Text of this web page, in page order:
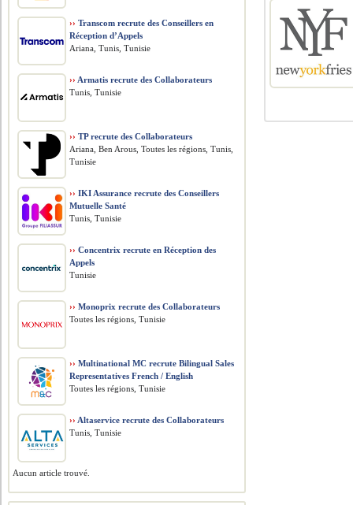
›› Transcom recrute des Conseillers en
Réception d’Appels
Ariana, Tunis, Tunisie
›› Armatis recrute des Collaborateurs
Tunis, Tunisie
›› TP recrute des Collaborateurs
Ariana, Ben Arous, Toutes les régions, Tunis,
Tunisie
›› IKI Assurance recrute des Conseillers
Mutuelle Santé
Tunis, Tunisie
›› Concentrix recrute en Réception des
Appels
Tunisie
›› Monoprix recrute des Collaborateurs
Toutes les régions, Tunisie
›› Multinational MC recrute Bilingual Sales
Representatives French / English
Toutes les régions, Tunisie
›› Altaservice recrute des Collaborateurs
Tunis, Tunisie
Aucun article trouvé.